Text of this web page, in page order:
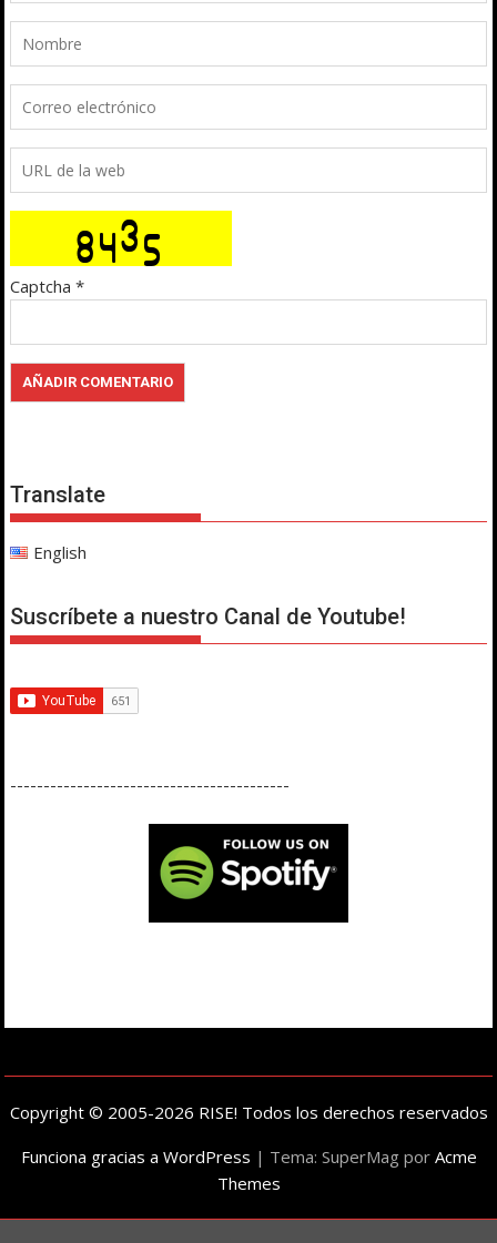
Captcha *
Translate
English
Suscríbete a nuestro Canal de Youtube!
------------------------------------------
Copyright © 2005-2026 RISE! Todos los derechos reservados
Funciona gracias a WordPress | Tema: SuperMag por Acme
Themes